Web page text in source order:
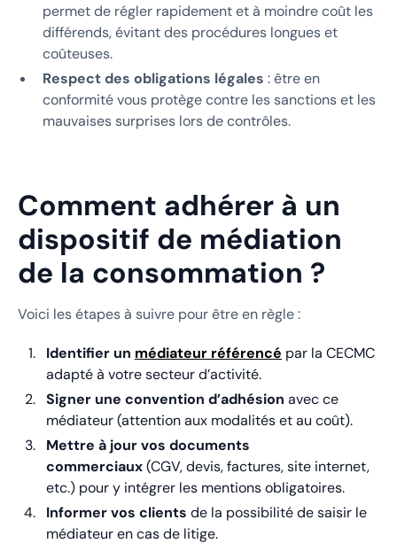
permet de régler rapidement et à moindre coût les
différends, évitant des procédures longues et
coûteuses.
Respect des obligations légales : être en
conformité vous protège contre les sanctions et les
mauvaises surprises lors de contrôles.
Comment adhérer à un
dispositif de médiation
de la consommation ?
Voici les étapes à suivre pour être en règle :
Identifier un médiateur référencé par la CECMC
adapté à votre secteur d’activité.
Signer une convention d’adhésion avec ce
médiateur (attention aux modalités et au coût).
Mettre à jour vos documents
commerciaux(CGV, devis, factures, site internet,
etc.) pour y intégrer les mentions obligatoires.
Informer vos clients de la possibilité de saisir le
médiateur en cas de litige.